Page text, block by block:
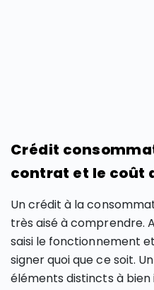
Crédit
contrat et le coût
Un crédit à la
très aisé à comprendre.
saisi le fonctionnement
signer quoi que ce soit.
éléments distincts à bien